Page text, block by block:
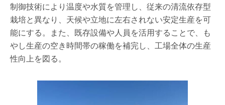
制御技術により温度や水質を管理し、従来の清流依存型
栽培と異なり、天候や立地に左右されない安定生産を可
能にする。また、既存設備や人員を活用することで、も
やし生産の空き時間帯の稼働を補完し、工場全体の生産
性向上を図る。